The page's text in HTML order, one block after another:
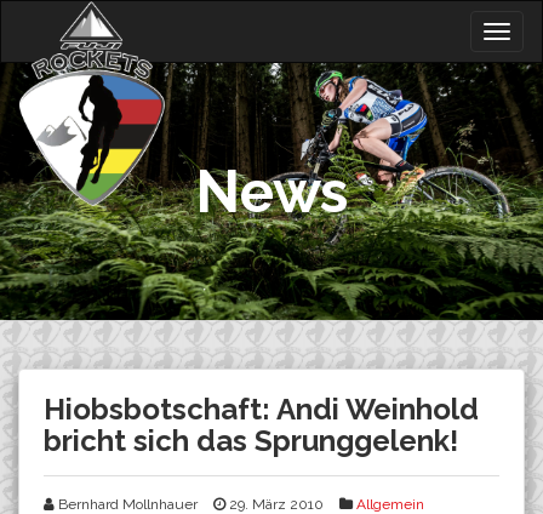
content
News
Hiobsbotschaft: Andi Weinhold
bricht sich das Sprunggelenk!
Bernhard Mollnhauer 29. März 2010 Allgemein